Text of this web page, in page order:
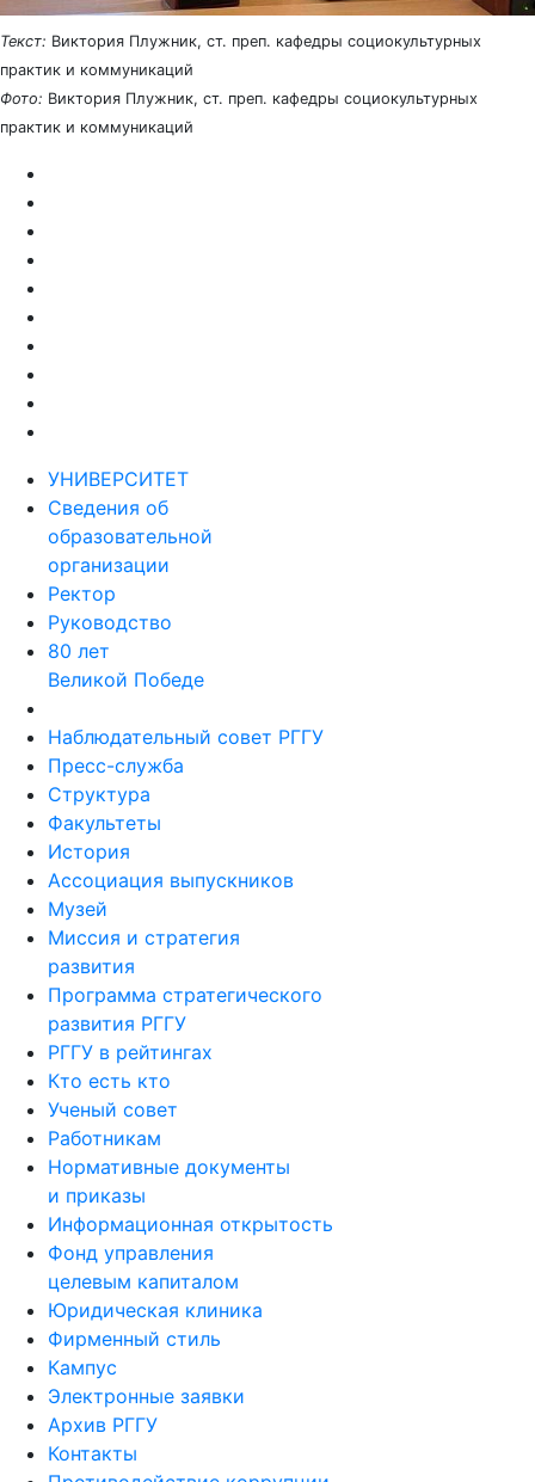
Текст: Виктория Плужник, ст. преп. кафедры социокультурных
практик и коммуникаций
Фото: Виктория Плужник, ст. преп. кафедры социокультурных
практик и коммуникаций
УНИВЕРСИТЕТ
Сведения об
образовательной
организации
Ректор
Руководство
80 лет
Великой Победе
Наблюдательный совет РГГУ
Пресс-служба
Структура
Факультеты
История
Ассоциация выпускников
Музей
Миссия и стратегия
развития
Программа стратегического
развития РГГУ
РГГУ в рейтингах
Кто есть кто
Ученый совет
Работникам
Нормативные документы
и приказы
Информационная открытость
Фонд управления
целевым капиталом
Юридическая клиника
Фирменный стиль
Кампус
Электронные заявки
Архив РГГУ
Контакты